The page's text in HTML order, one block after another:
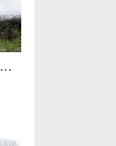
矿用本安摄像仪：本质安全设计，井下高危区域放心用